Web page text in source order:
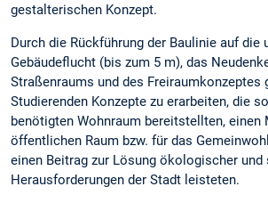
gestalterischen Konzept.
Durch die Rückführung der Baulinie auf die
Gebäudeflucht (bis zum 5 m), das
Straßenraums und des Freiraumkonzeptes
Studierenden Konzepte zu erarbeiten, die
benötigten Wohnraum bereitstellten, einen
öffentlichen Raum bzw. für das
einen Beitrag zur Lösung ökologischer und
Herausforderungen der Stadt leisteten.